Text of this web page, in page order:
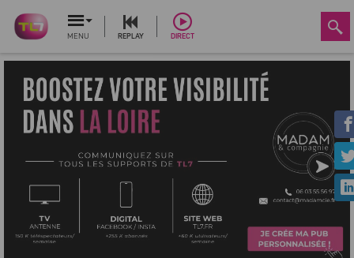
MENU REPLAY DIRECT